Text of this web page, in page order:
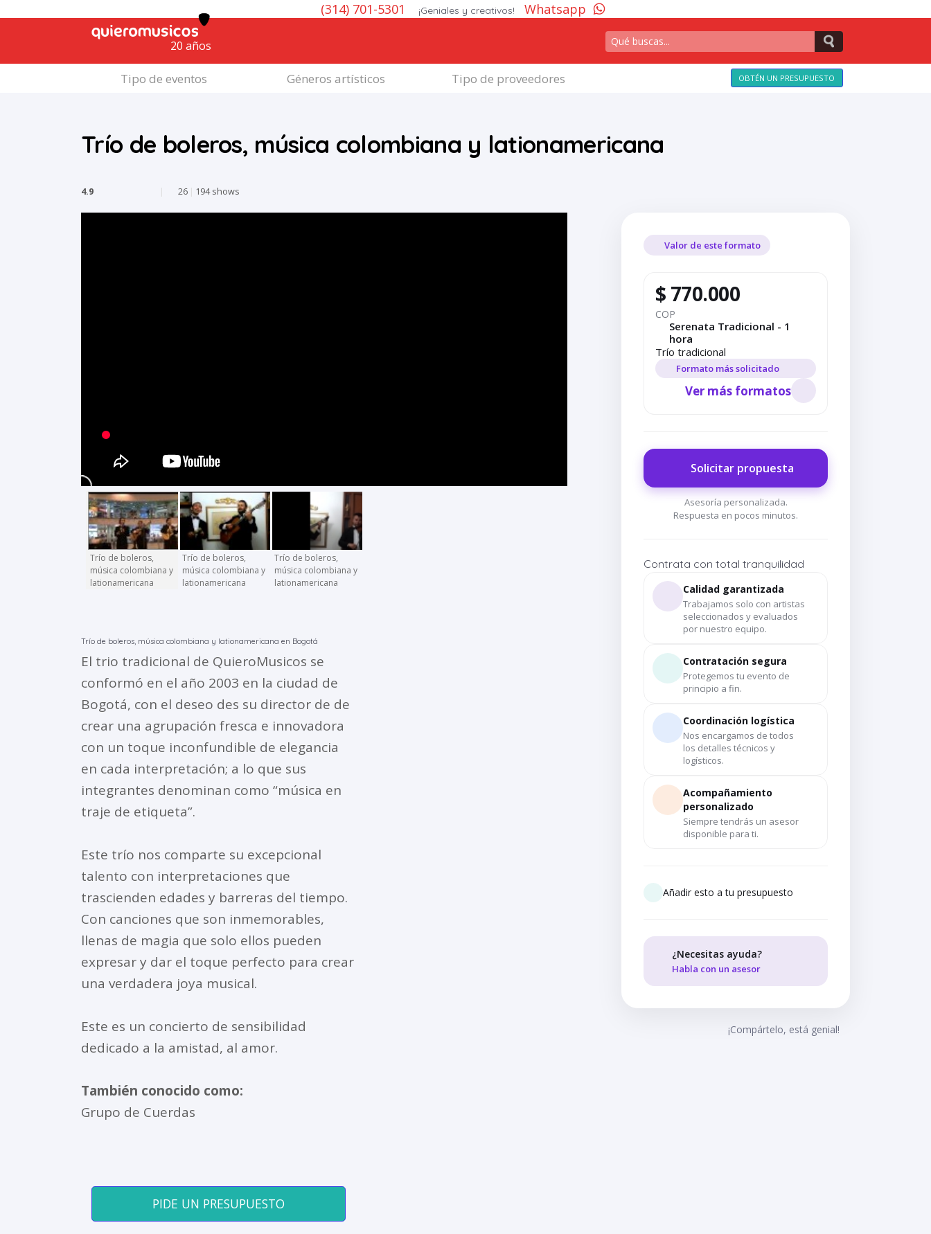
(314) 701-5301 ¡Geniales y creativos! Whatsapp
20 años
Tipo de eventos Géneros artísticos Tipo de proveedores OBTÉN UN PRESUPUESTO
Trío de boleros, música colombiana y lationamericana
4.9 | 26 | 194 shows
Trío de boleros,
música colombiana y
lationamericana
Trío de boleros,
música colombiana y
lationamericana
Trío de boleros,
música colombiana y
lationamericana
Valor de este formato
$ 770.000
COP
Serenata Tradicional - 1
hora
Trío tradicional
Formato más solicitado
Ver más formatos
Solicitar propuesta
Asesoría personalizada.
Respuesta en pocos minutos.
Contrata con total tranquilidad
Calidad garantizada
Trabajamos solo con artistas
seleccionados y evaluados
por nuestro equipo.
Contratación segura
Protegemos tu evento de
principio a fin.
Coordinación logística
Nos encargamos de todos
los detalles técnicos y
logísticos.
Acompañamiento
personalizado
Siempre tendrás un asesor
disponible para ti.
Añadir esto a tu presupuesto
¿Necesitas ayuda?
Habla con un asesor
¡Compártelo, está genial!
Trío de boleros, música colombiana y lationamericana en Bogotá
El trio tradicional de QuieroMusicos se
conformó en el año 2003 en la ciudad de
Bogotá, con el deseo des su director de de
crear una agrupación fresca e innovadora
con un toque inconfundible de elegancia
en cada interpretación; a lo que sus
integrantes denominan como “música en
traje de etiqueta”.
Este trío nos comparte su excepcional
talento con interpretaciones que
trascienden edades y barreras del tiempo.
Con canciones que son inmemorables,
llenas de magia que solo ellos pueden
expresar y dar el toque perfecto para crear
una verdadera joya musical.
Este es un concierto de sensibilidad
dedicado a la amistad, al amor.
También conocido como:
Grupo de Cuerdas
PIDE UN PRESUPUESTO